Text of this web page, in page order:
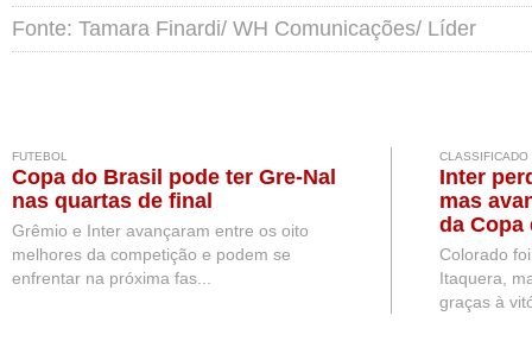
Fonte: Tamara Finardi/ WH Comunicações/ Líder
FUTEBOL
Copa do Brasil pode ter Gre-Nal
nas quartas de final
Grêmio e Inter avançaram entre os oito
melhores da competição e podem se
enfrentar na próxima fas...
CLASSIFICADO
Inter
mas
da Copa
Colorado
Itaquera,
graças à